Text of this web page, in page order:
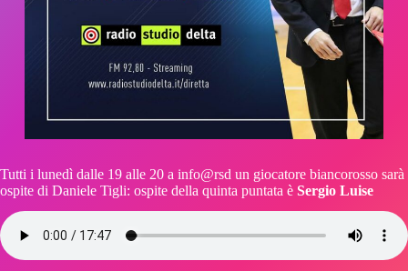
Tutti i lunedì dalle 19 alle 20 a info@rsd un giocatore biancorosso sarà
ospite di Daniele Tigli: ospite della quinta puntata è Sergio Luise